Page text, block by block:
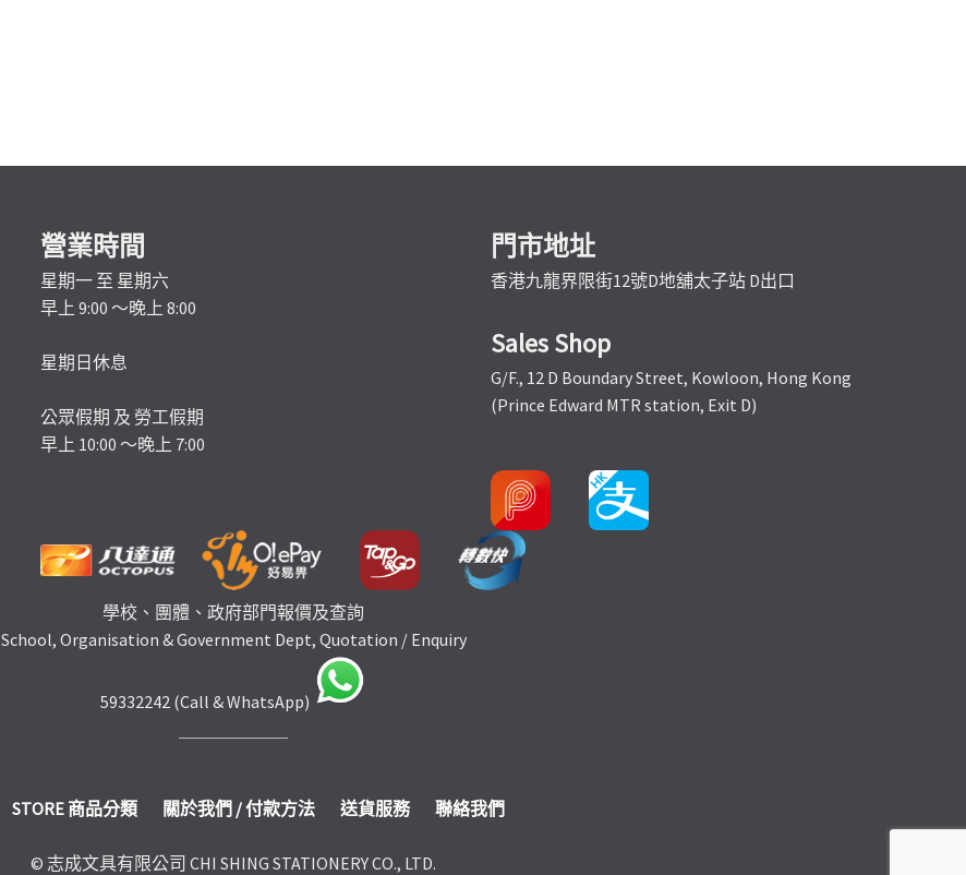
營業時間
星期一 至 星期六
早上 9:00 ～晚上 8:00
星期日休息
公眾假期 及 勞工假期
早上 10:00 ～晚上 7:00
門市地址
香港九龍界限街12號D地舖太子站 D出口
Sales Shop
G/F., 12 D Boundary Street, Kowloon, Hong Kong
(Prince Edward MTR station, Exit D)
學校、團體、政府部門報價及查詢
School, Organisation & Government Dept, Quotation / Enquiry
59332242 (Call & WhatsApp)
STORE 商品分類 關於我們 / 付款方法 送貨服務 聯絡我們
© 志成文具有限公司 CHI SHING STATIONERY CO., LTD.